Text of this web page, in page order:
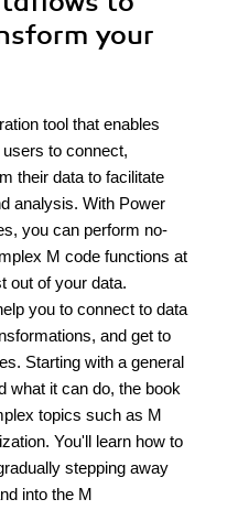
your
tool that enables
to connect,
their data to facilitate
analysis. With Power
you can perform no-
M code functions at
out of your data.
you to connect to data
and get to
Starting with a general
what it can do, the book
topics such as M
You'll learn how to
stepping away
into the M